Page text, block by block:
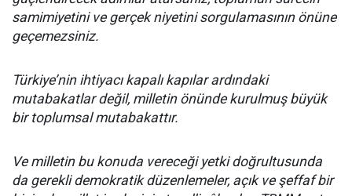
samimiyetini ve gerçek niyetini sorgulamasının önüne
geçemezsiniz.
Türkiye’nin ihtiyacı kapalı kapılar ardındaki
mutabakatlar değil, milletin önünde kurulmuş büyük
bir toplumsal mutabakattır.
Ve milletin bu konuda vereceği yetki doğrultusunda
da gerekli demokratik düzenlemeler, açık ve şeffaf bir